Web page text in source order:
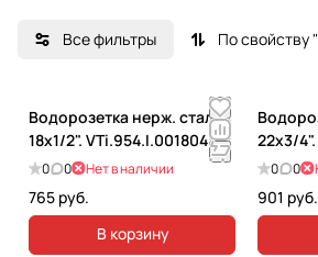
Все фильтры
Водорозетка нерж. сталь
18х1/2". VTi.954.I.001804
0 0 Нет в наличии
765 руб.
В корзину
22х3/
0 0
901 руб.